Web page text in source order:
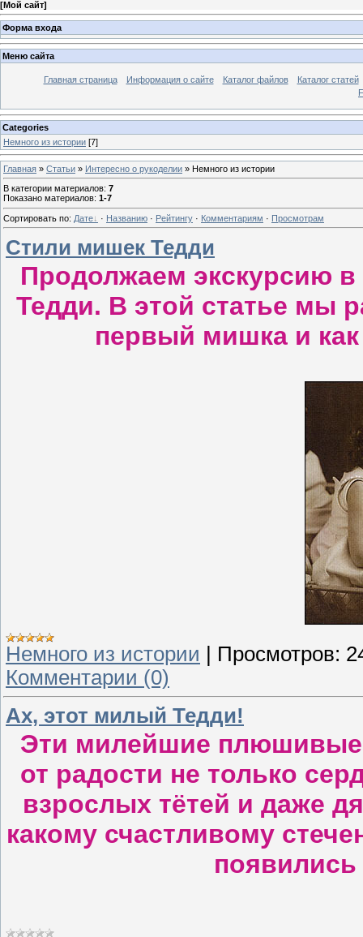
[Мой сайт]
Форма входа
Меню сайта
Главная страница Информация о сайте Каталог файлов
Каталог статей
Categories
Немного из истории [7]
Главная » Статьи » Интересно о рукоделии » Немного из истории
В категории материалов: 7
Показано материалов: 1-7
Сортировать по: Дате · Названию · Рейтингу · Комментариям · Просмотрам
Стили мишек Тедди
Продолжаем экскурсию
Тедди. В этой статье мы
первый мишка и
Немного из истории | Просмотров:
Комментарии (0)
Ах, этот милый Тедди!
Эти милейшие плюшивые
от радости не только
взрослых тётей и даже
какому счастливому